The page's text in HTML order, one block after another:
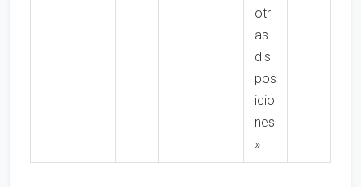
otr
as
dis
pos
icio
nes
»